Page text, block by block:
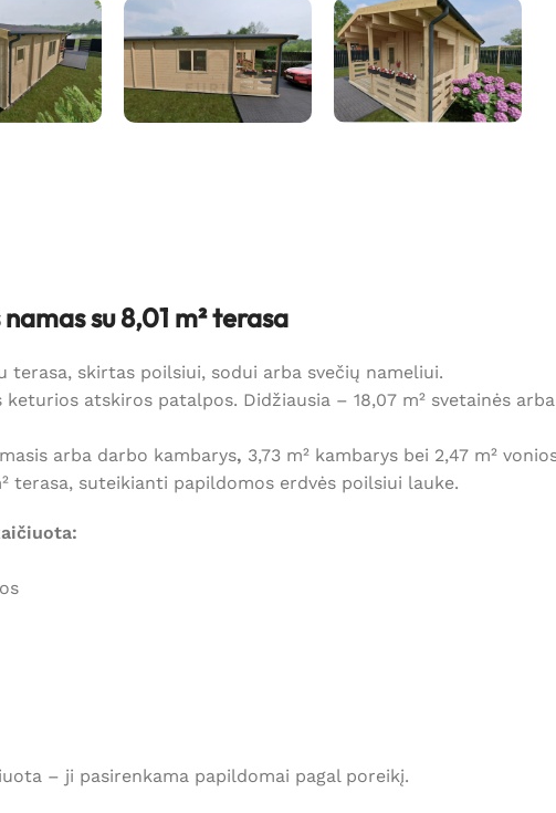
su 8,01 m² terasa
terasa, skirtas poilsiui, sodui arba svečių nameliui.
keturios atskiros patalpos. Didžiausia – 18,07 m² svetainės
arba darbo kambarys, 3,73 m² kambarys bei 2,47 m²
terasa, suteikianti papildomos erdvės poilsiui lauke.
– ji pasirenkama papildomai pagal poreikį.